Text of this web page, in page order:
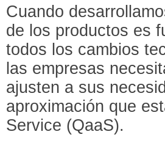
Cuando
de los productos es
todos los cambios
las empresas
ajusten a sus
aproximación que
Service (QaaS).